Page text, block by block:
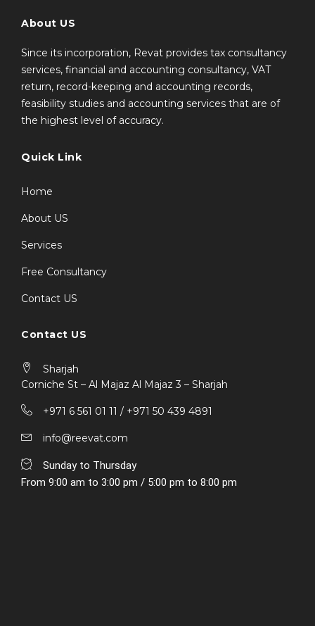
About US
Since its incorporation, Revat provides tax consultancy
services, financial and accounting consultancy, VAT
return, record-keeping and accounting records,
feasibility studies and accounting services that are of
the highest level of accuracy.
Quick Link
Home
About US
Services
Free Consultancy
Contact US
Contact US
Sharjah
Corniche St – Al Majaz Al Majaz 3 – Sharjah
+971 6 561 01 11 / ‎+971 50 439 4891
info@reevat.com
Sunday to Thursday
From 9:00 am to 3:00 pm / 5:00 pm to 8:00 pm